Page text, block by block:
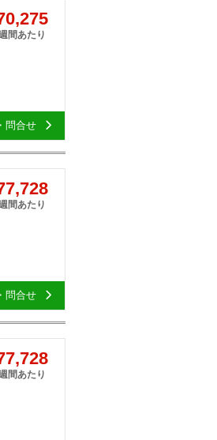
間あたり
問合せ
間あたり
問合せ
間あたり